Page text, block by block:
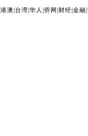
|港澳 台湾 |华人 |侨网 财经 |金融 |